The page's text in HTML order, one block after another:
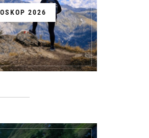
2026